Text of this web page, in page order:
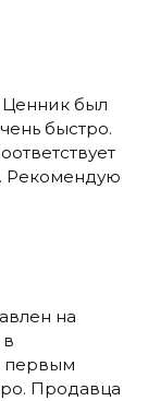
Ценник был
быстро.
Рекомендую
на
первым
Продавца